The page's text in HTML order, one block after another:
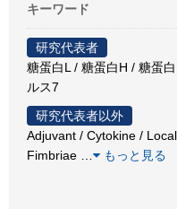
キーワード
研究代表者
糖蛋白L / 糖蛋白H / 糖蛋
ルス7
研究代表者以外
Adjuvant / Cytokine /
Fimbriae
もっと見る